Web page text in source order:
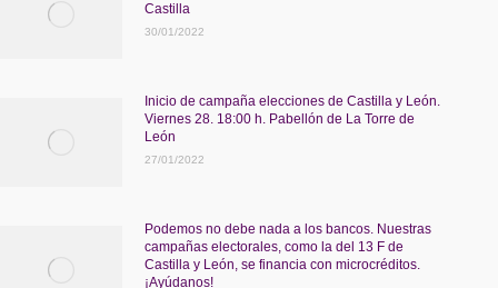
Castilla
30/01/2022
Inicio de campaña elecciones de Castilla y León.
Viernes 28. 18:00 h. Pabellón de La Torre de
León
27/01/2022
Podemos no debe nada a los bancos. Nuestras
campañas electorales, como la del 13 F de
Castilla y León, se financia con microcréditos.
¡Ayúdanos!